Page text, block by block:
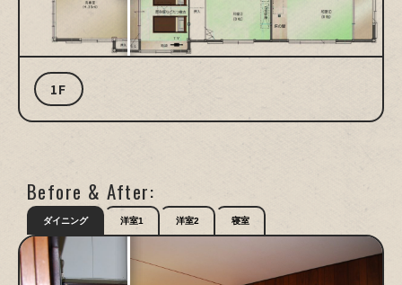
1F
Before & After:
ダイニング 洋室1 洋室2 寝室